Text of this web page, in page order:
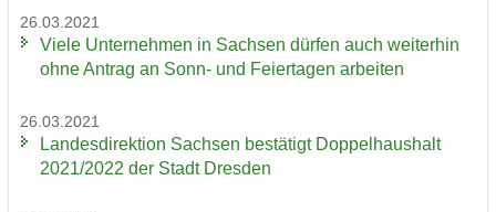
26.03.2021
Viele Un­ter­neh­men in Sach­sen dür­fen auch wei­ter­hin
ohne An­trag an Sonn- und Fei­er­ta­gen ar­bei­ten
26.03.2021
Lan­des­di­rek­ti­on Sach­sen be­stä­tigt Dop­pel­haus­halt
2021/2022 der Stadt Dres­den